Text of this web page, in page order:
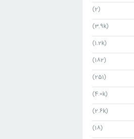
(2)
(3.9k)
(1.2k)
(182)
(251)
(4.0k)
(2.6k)
(18)